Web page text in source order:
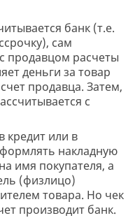
банк (т.е.
сам
продавцом расчеты
деньги за товар
продавца. Затем,
с
кредит или в
накладную
имя покупателя, а
(физлицо)
товара. Но чек
производит банк.